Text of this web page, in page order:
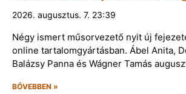
2026. augusztus. 7. 23:39
Négy ismert műsorvezető nyit új
online tartalomgyártásban. Ábel Anita,
Balázsy Panna és Wágner Tamás
BŐVEBBEN »